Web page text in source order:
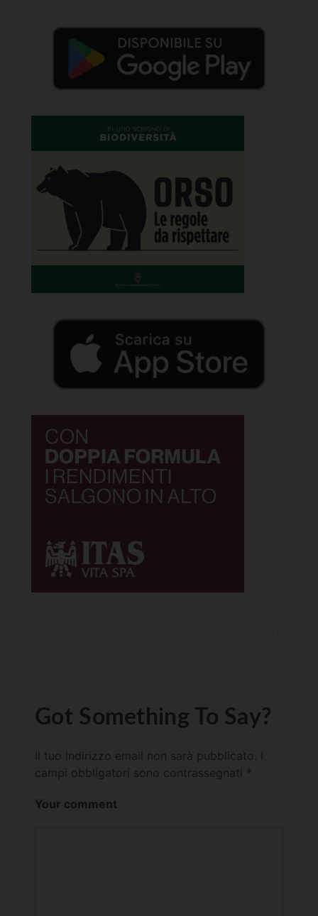
Got Something To Say?
Il tuo indirizzo email non sarà pubblicato.
campi obbligatori sono contrassegnati *
Your comment